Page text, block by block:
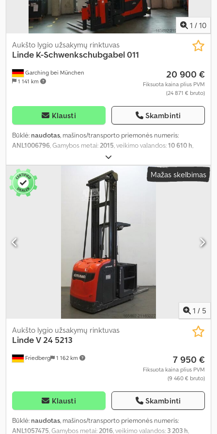
1 / 10
Garching bei München
1 141 km
Aukšto lygio užsakymų rinktuvas
Linde K-Schwenkschubgabel 011
20 900 €
Fiksuota kaina plius PVM
(24 871 € bruto)
Klausti Skambinti
Būklė: naudotas, mašinos/transporto priemonės numeris:
ANL1006796, Gamybos metai:2015, veikimo valandos:10 610 h,
, kėlimo aukštis:
centras:600 mm, stiebo tipas:simpleksas, baterijos talpa:775 Ah,
akumuliatoriaus įtampa:
80 V, šakių laikiklio plotis:1 540 mm, šakių
ilgis:1 295 mm , tuščias svoris: 9 878 kg
mm, bendras ilgis: 3 810 mm, bendras plotis:
Mažas skelbimas
1 / 5
Friedberg 1 162 km
Aukšto lygio užsakymų rinktuvas
LindeV 24 5213
7 950 €
Fiksuota kaina plius PVM
(9 460 € bruto)
Klausti Skambinti
Būklė: naudotas, mašinos/transporto priemonės numeris:
ANL1057475, Gamybos metai:2016, veikimo valandos: 3 203 h,